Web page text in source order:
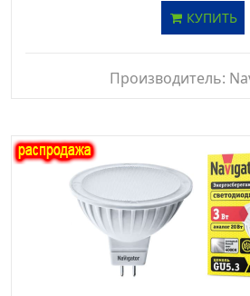
КУПИТЬ
Производитель: